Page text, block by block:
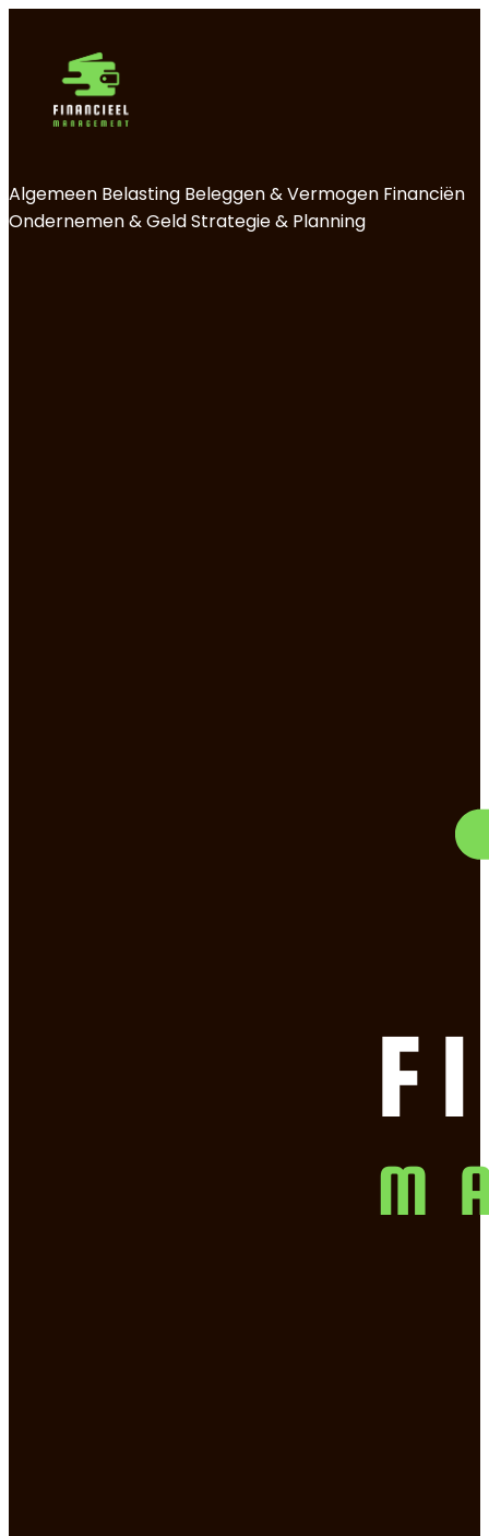
Algemeen Belasting Beleggen & Vermogen Financiën
Ondernemen & GeldStrategie & Planning